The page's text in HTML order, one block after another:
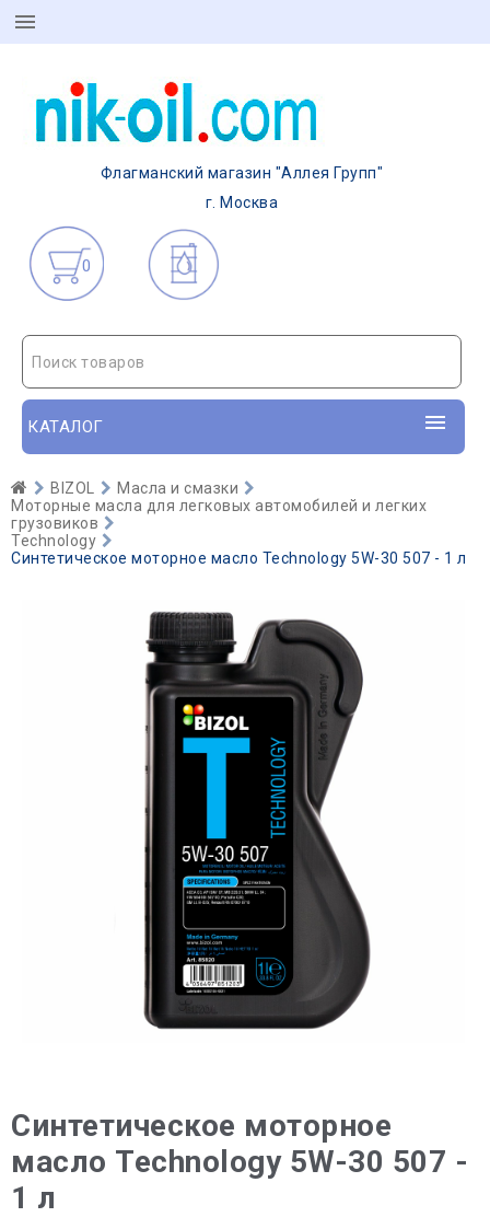
Флагманский магазин "Аллея Групп"
г. Москва
0
Поиск товаров
КАТАЛОГ
BIZOL
Масла и смазки
Моторные масла для легковых автомобилей и легких
грузовиков
Technology
Синтетическое моторное масло Technology 5W-30 507 - 1 л
Синтетическое моторное
масло Technology 5W-30 507 -
1 л